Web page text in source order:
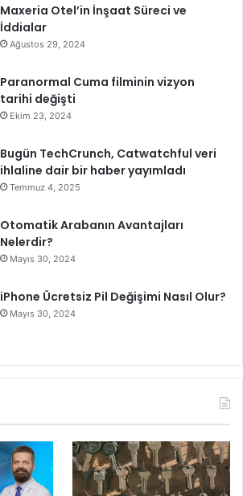
Maxeria Otel’in İnşaat Süreci ve
İddialar
Ağustos 29, 2024
Paranormal Cuma filminin vizyon
tarihi değişti
Ekim 23, 2024
Bugün TechCrunch, Catwatchful veri
ihlaline dair bir haber yayımladı
Temmuz 4, 2025
Otomatik Arabanın Avantajları
Nelerdir?
Mayıs 30, 2024
iPhone Ücretsiz Pil Değişimi Nasıl Olur?
Mayıs 30, 2024